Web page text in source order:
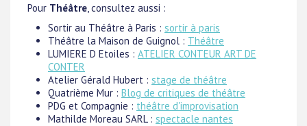
Pour Théâtre , consultez aussi :
Sortir au Théâtre à Paris : sortir à paris
Théâtre la Maison de Guignol : Théâtre
LUMIERE D Etoiles : ATELIER CONTEUR ART DE
CONTER
Atelier Gérald Hubert : stage de théâtre
Quatrième Mur : Blog de critiques de théâtre
PDG et Compagnie : théâtre d'improvisation
Mathilde Moreau SARL : spectacle nantes